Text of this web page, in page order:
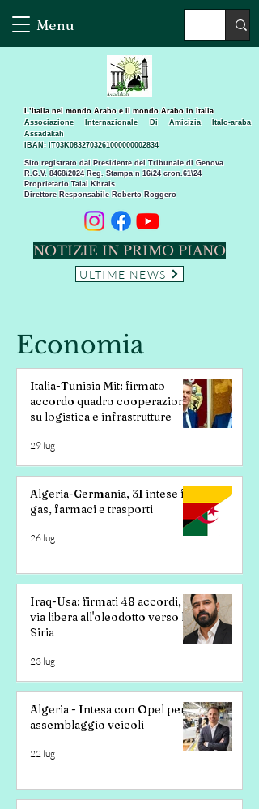
Menu
Sito registrato dal Presidente del Tribunale di Genova
R.G.V. 8468\2024 Reg. Stampa n 16\24 cron.61\24 ​
Proprietario Talal Khrais
Direttore Responsabile Roberto Roggero
L’Italia nel mondo Arabo e il mondo Arabo in Italia
Associazione Internazionale Di Amicizia Italo-araba
Assadakah
IBAN: IT03K0832703261000000002834
NOTIZIE IN PRIMO PIANO
ULTIME NEWS
Economia
Italia-Tunisia Mit: firmato
accordo quadro cooperazione
su logistica e infrastrutture
29 lug
Algeria-Germania, 31 intese fra
gas, farmaci e trasporti
26 lug
Iraq-Usa: firmati 48 accordi,
via libera all'oleodotto verso la
Siria
23 lug
Algeria - Intesa con Opel per
assemblaggio veicoli
22 lug